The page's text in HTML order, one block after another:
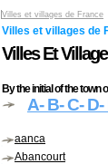
Villes et villages de France
Villes et villages de
Villes Et
By the initial of the town
A- B- C- D-
aanca
Abancourt